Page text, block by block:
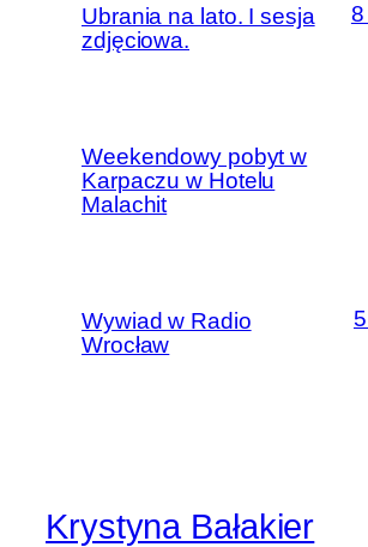
Ubrania na lato. I sesja
zdjęciowa.
Weekendowy pobyt w
Karpaczu w Hotelu
Malachit
Wywiad w Radio
Wrocław
Krystyna Bałakier